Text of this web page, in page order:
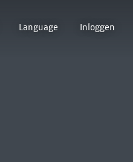
Language Inloggen